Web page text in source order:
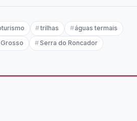
trilhas
águas termais
Serra do Roncador